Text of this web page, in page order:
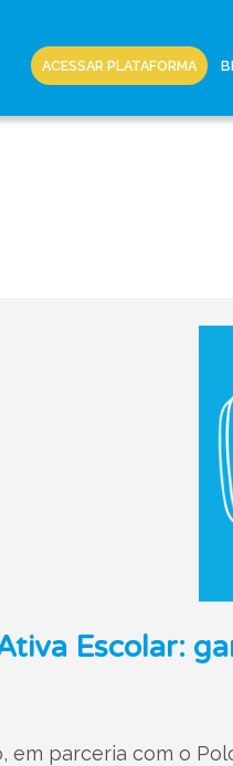
ACESSAR PLATAFORMA
Escolar:
em parceria com o